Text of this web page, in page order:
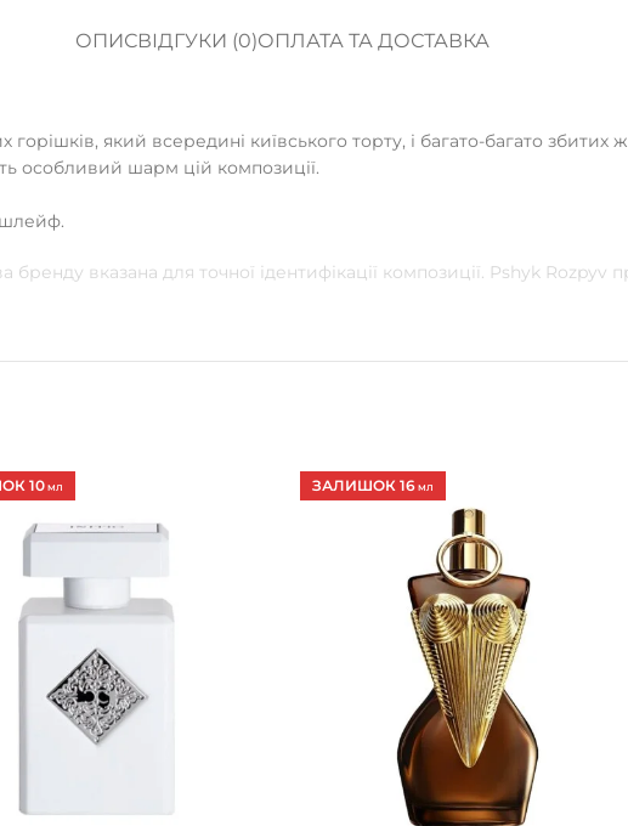
ОПИСВІДГУКИ (0)ОПЛАТА ТА ДОСТАВКА
який всередині київського торту, і багато-багато
особливий шарм цій композиції.
шлейф.
вказана для точної ідентифікації композиції. Pshyk
10МЛ ЗАЛИШОК 16 МЛ